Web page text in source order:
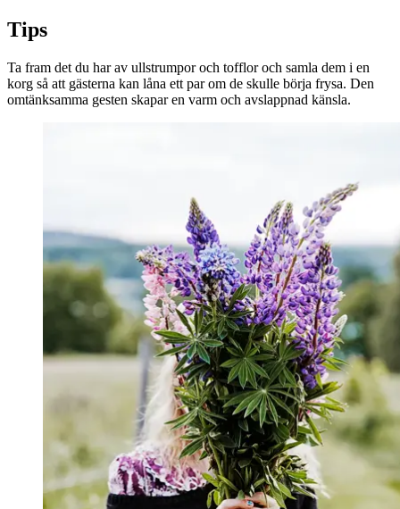
Tips
Ta fram det du har av ullstrumpor och tofflor och samla dem i en
korg så att gästerna kan låna ett par om de skulle börja frysa. Den
omtänksamma gesten skapar en varm och avslappnad känsla.